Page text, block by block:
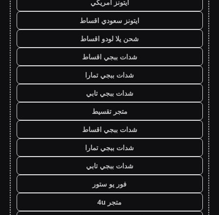
ايتونز امريكي
ايتونز سعودي اقساط
شحن يلا لودو اقساط
شدات ببجي اقساط
شدات ببجي تمارا
شدات ببجي تابي
متجر تقسيط
شدات ببجي اقساط
شدات ببجي تمارا
شدات ببجي تابي
فور يو ستور
متجر 4u